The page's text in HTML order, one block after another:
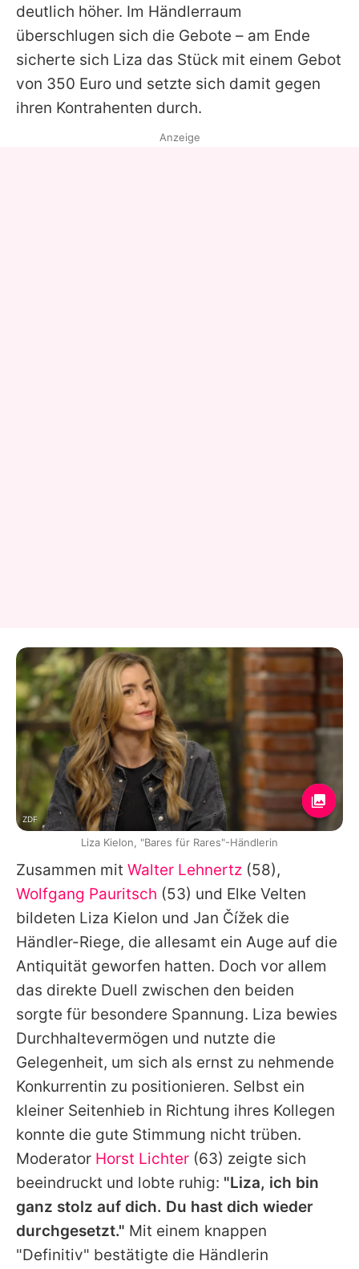
Utiq verwalten
deutlich höher. Im Händlerraum
überschlugen sich die Gebote – am Ende
sicherte sich Liza das Stück mit einem Gebot
von 350 Euro und setzte sich damit gegen
ihren Kontrahenten durch.
Zusammen mit Walter Lehnertz (58),
Wolfgang Pauritsch (53) und Elke Velten
bildeten Liza Kielon und Jan Čížek die
Händler-Riege, die allesamt ein Auge auf die
Antiquität geworfen hatten. Doch vor allem
das direkte Duell zwischen den beiden
sorgte für besondere Spannung. Liza bewies
Durchhaltevermögen und nutzte die
Gelegenheit, um sich als ernst zu nehmende
Konkurrentin zu positionieren. Selbst ein
kleiner Seitenhieb in Richtung ihres Kollegen
konnte die gute Stimmung nicht trüben.
Moderator Horst Lichter (63) zeigte sich
beeindruckt und lobte ruhig: "Liza, ich bin
ganz stolz auf dich. Du hast dich wieder
durchgesetzt." Mit einem knappen
"Definitiv" bestätigte die Händlerin
Anzeige
ZDF
Liza Kielon, "Bares für Rares"-Händlerin